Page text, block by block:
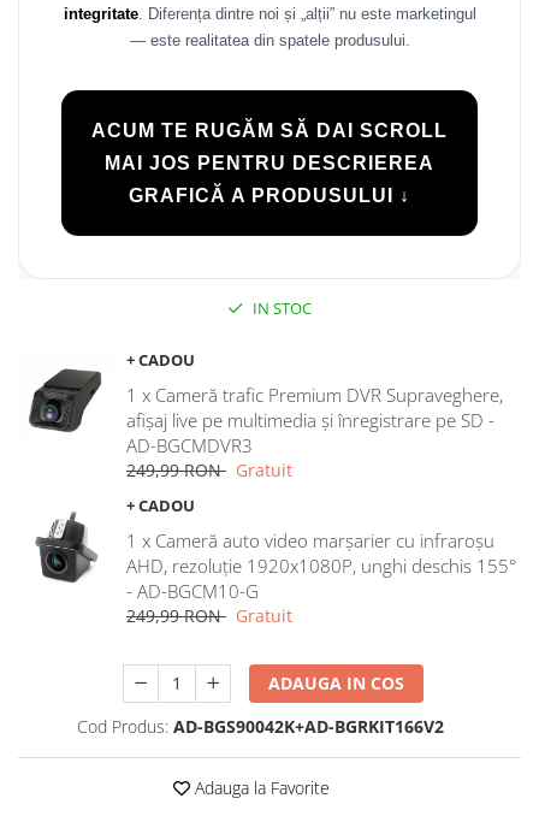
Rame adaptoare Fiat
Rame adaptoare Hyundai
Rame adaptoare Chevrolet
Rame adaptoare Mitsubishi
Rame adaptoare Jeep
Rame adaptoare Chrysler
Rame adaptoare Isuzu
Rame adaptoare Subaru
Rame adaptoare Iveco
Rame adaptoare Smart
Rame adaptoare Ssangyong
Rame adaptoare Hummer
Camere marșarier auto
integritate. Diferența dintre noi și „alții” nu este marketingul
— este realitatea din spatele produsului.
ACUM TE RUGĂM SĂ DAI SCROLL
MAI JOS PENTRU DESCRIEREA
GRAFICĂ A PRODUSULUI ↓
IN STOC
+ CADOU
1 x Cameră trafic Premium DVR Supraveghere,
afișaj live pe multimedia și înregistrare pe SD -
AD-BGCMDVR3
249,99 RON Gratuit
+ CADOU
1 x Cameră auto video marșarier cu infraroșu
AHD, rezoluție 1920x1080P, unghi deschis 155°
- AD-BGCM10-G
249,99 RON Gratuit
ADAUGA IN COS
Cod Produs: AD-BGS90042K+AD-BGRKIT166V2
Adauga la Favorite